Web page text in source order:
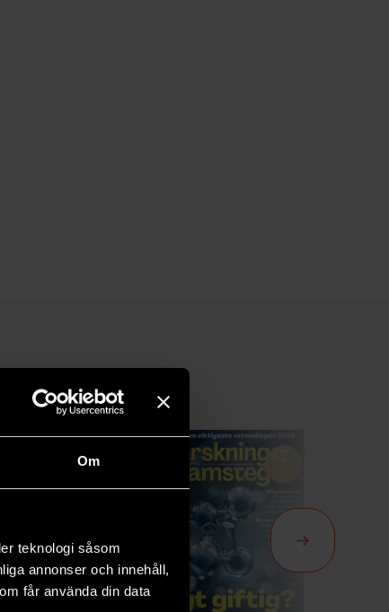
Om
teknologi såsom
annonser och innehåll,
får använda din data